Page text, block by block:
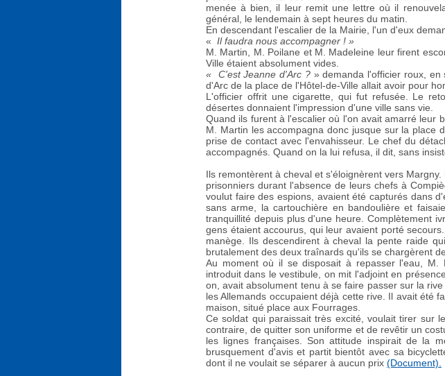
menée à bien, il leur remit une lettre où il
général, le lendemain à sept heures du matin.
En descendant l'escalier de la Mairie, l'un d'eux
« Il faudra nous accompagner ! »
M. Martin, M. Poilane et M. Madeleine leur firent
Ville étaient absolument vides.
« C'est Jeanne d'Arc ?» demanda l'officier roux, en
d'Arc de la place de l'Hôtel-de-Ville allait avoir pour
L'officier offrit une cigarette, qui fut refusée. Le
désertes donnaient l'impression d'une ville sans vie.
Quand ils furent à l'escalier où l'on avait amarré leur
M. Martin les accompagna donc jusque sur la place
prise de contact avec l'envahisseur. Le chef du
accompagnés. Quand on la lui refusa, il dit, sans
Ils remontèrent à cheval et s'éloignèrent vers
prisonniers durant l'absence de leurs chefs à
voulut faire des espions, avaient été capturés dans
sans arme, la cartouchière en bandoulière et
tranquillité depuis plus d'une heure. Complètement
gens étaient accourus, qui leur avaient porté
manège. Ils descendirent à cheval la pente raide
brutalement des deux traînards qu'ils se chargèrent
Au moment où il se disposait à repasser l'eau,
introduit dans le vestibule, on mit l'adjoint en
on, avait absolument tenu à se faire passer sur la
les Allemands occupaient déjà cette rive. Il avait été
maison, situé place aux Fourrages.
Ce soldat qui paraissait très excité, voulait tirer sur
contraire, de quitter son uniforme et de revêtir un
les lignes françaises. Son attitude inspirait de la
brusquement d'avis et partit bientôt avec sa
dont il ne voulait se séparer à aucun prix (Document).